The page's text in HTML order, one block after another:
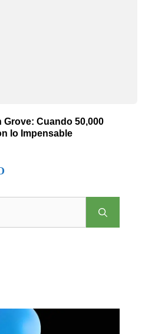
Grove: Cuando 50,000
lo Impensable